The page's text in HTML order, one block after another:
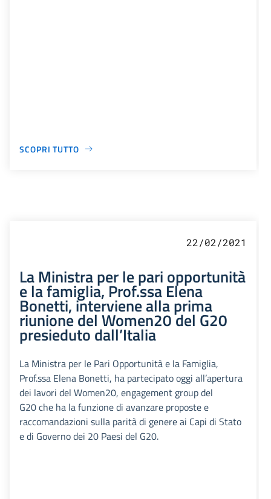
SCOPRI TUTTO
22/02/2021
La Ministra per le pari opportunità
e la famiglia, Prof.ssa Elena
Bonetti, interviene alla prima
riunione del Women20 del G20
presieduto dall’Italia
La Ministra per le Pari Opportunità e la Famiglia,
Prof.ssa Elena Bonetti, ha partecipato oggi all’apertura
dei lavori del Women20, engagement group del
G20 che ha la funzione di avanzare proposte e
raccomandazioni sulla parità di genere ai Capi di Stato
e di Governo dei 20 Paesi del G20.